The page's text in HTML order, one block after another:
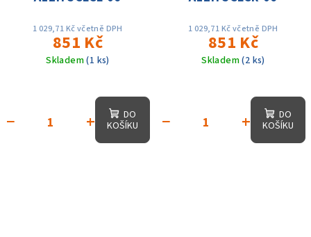
1 029,71 Kč včetně DPH
851 Kč
Skladem(1 ks)
+
−
DO
KOŠÍKU
1 029,71 Kč včetně DPH
851 Kč
Skladem(2 ks)
+
−
DO
KOŠÍKU